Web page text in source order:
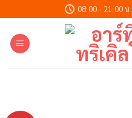
to
content
08:00 - 21:00 น.